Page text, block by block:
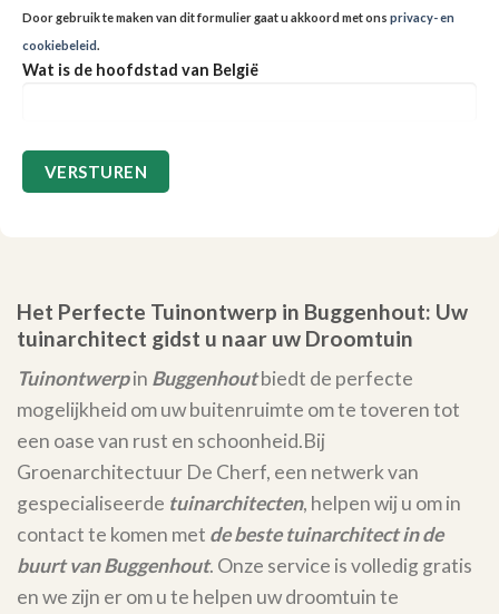
Door gebruik te maken van dit formulier gaat u akkoord met ons privacy- en
cookiebeleid.
Wat is de hoofdstad van België
Het Perfecte Tuinontwerp in Buggenhout: Uw
tuinarchitect gidst u naar uw Droomtuin
Tuinontwerpin Buggenhoutbiedt de perfecte
mogelijkheid om uw buitenruimte om te toveren tot
een oase van rust en schoonheid.Bij
Groenarchitectuur De Cherf, een netwerk van
gespecialiseerde tuinarchitecten, helpen wij u om in
contact te komen met de beste tuinarchitect in de
buurt van Buggenhout. Onze service is volledig gratis
en we zijn er om u te helpen uw droomtuin te